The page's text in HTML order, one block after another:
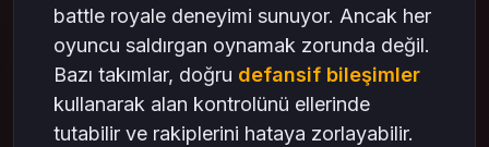
battle royale deneyimi sunuyor. Ancak her
oyuncu saldırgan oynamak zorunda değil.
Bazı takımlar, doğru defansif bileşimler
kullanarak alan kontrolünü ellerinde
tutabilir ve rakiplerini hataya zorlayabilir.